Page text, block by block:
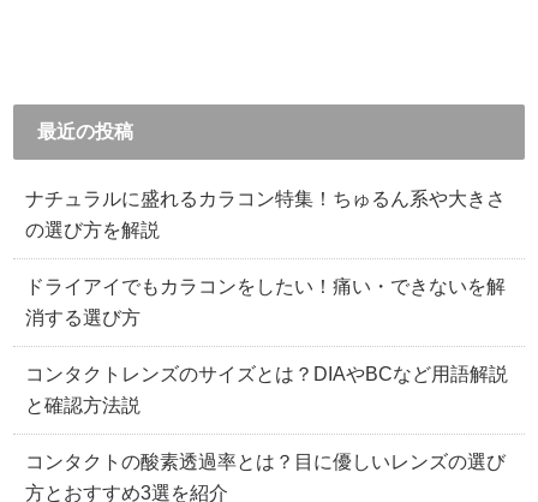
最近の投稿
ナチュラルに盛れるカラコン特集！ちゅるん系や大きさ
の選び方を解説
ドライアイでもカラコンをしたい！痛い・できないを解
消する選び方
コンタクトレンズのサイズとは？DIAやBCなど用語解説
と確認方法説
コンタクトの酸素透過率とは？目に優しいレンズの選び
方とおすすめ3選を紹介